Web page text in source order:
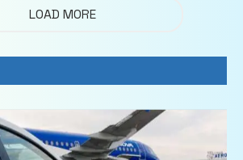
LOAD MORE